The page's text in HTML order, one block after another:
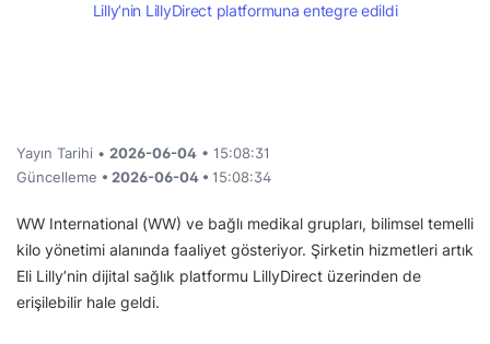
Lilly’nin LillyDirect platformuna entegre edildi
Yayın Tarihi • 2026-06-04 • 15:08:31
Güncelleme • 2026-06-04 • 15:08:34
WW International (WW) ve bağlı medikal grupları, bilimsel temelli
kilo yönetimi alanında faaliyet gösteriyor. Şirketin hizmetleri artık
Eli Lilly’nin dijital sağlık platformu LillyDirect üzerinden de
erişilebilir hale geldi.